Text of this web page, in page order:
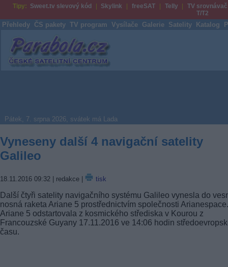
Tipy: Sweet.tv slevový kód Skylink freeSAT Telly
TV srovnávač
T/T2
Přehledy ČS pakety TV program Vysílače Galerie Satelity Katalog
Parabola.cz
Pátek, 7. srpna 2026, svátek má Lada
Vyneseny další 4 navigační satelity
Galileo
18.11.2016 09:32 | redakce | tisk
Další čtyři satelity navigačního systému Galileo vynesla do
nosná raketa Ariane 5 prostřednictvím společnosti Arianespace.
Ariane 5 odstartovala z kosmického střediska v Kourou z
Francouzské Guyany 17.11.2016 ve 14:06 hodin
času.